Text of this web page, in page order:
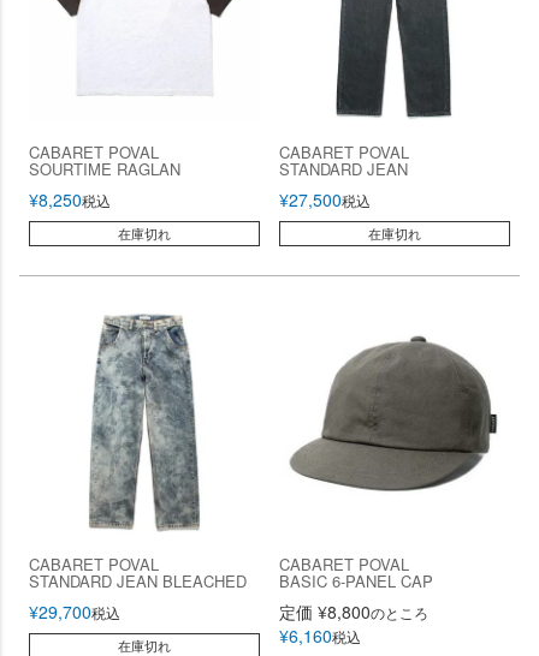
CABARET POVAL
SOURTIME RAGLAN
¥8,250税込
在庫切れ
CABARET POVAL
STANDARD JEAN
¥27,500税込
在庫切れ
CABARET POVAL
STANDARD JEAN BLEACHED
¥29,700税込
在庫切れ
CABARET POVAL
BASIC 6-PANEL CAP
定価 ¥8,800のところ
¥6,160税込